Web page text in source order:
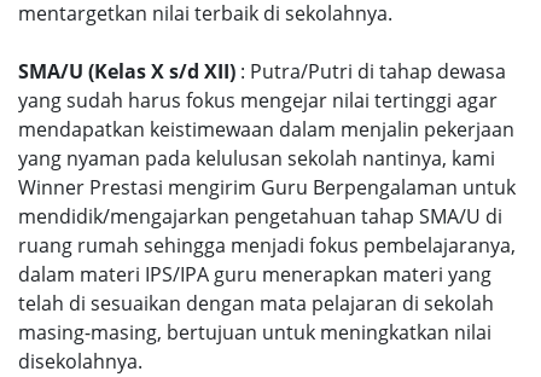
mentargetkan nilai terbaik di sekolahnya.
SMA/U (Kelas X s/d XII) : Putra/Putri di tahap dewasa
yang sudah harus fokus mengejar nilai tertinggi agar
mendapatkan keistimewaan dalam menjalin pekerjaan
yang nyaman pada kelulusan sekolah nantinya, kami
Winner Prestasi mengirim Guru Berpengalaman untuk
mendidik/mengajarkan pengetahuan tahap SMA/U di
ruang rumah sehingga menjadi fokus pembelajaranya,
dalam materi IPS/IPA guru menerapkan materi yang
telah di sesuaikan dengan mata pelajaran di sekolah
masing-masing, bertujuan untuk meningkatkan nilai
disekolahnya.